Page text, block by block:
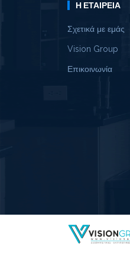
Η ΕΤΑΙΡΕΊΑ
Σχετικά με εμάς
Vision Group
Επικοινωνία